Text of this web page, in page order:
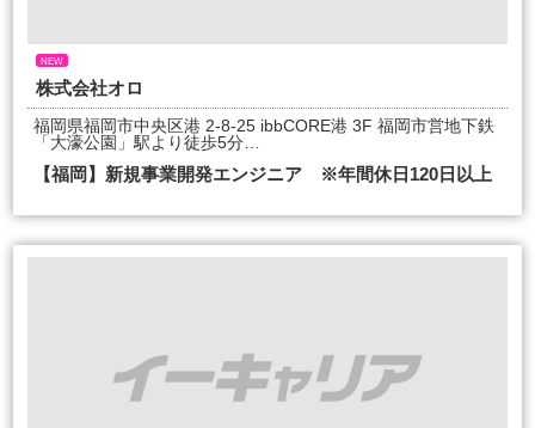
NEW
株式会社オロ
福岡県福岡市中央区港 2-8-25 ibbCORE港 3F 福岡市営地下鉄
「大濠公園」駅より徒歩5分…
【福岡】新規事業開発エンジニア ※年間休日120日以上